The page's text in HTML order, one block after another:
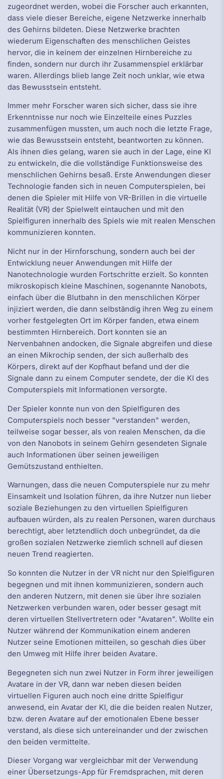
zugeordnet werden, wobei die Forscher auch erkannten,
dass viele dieser Bereiche, eigene Netzwerke innerhalb
des Gehirns bildeten. Diese Netzwerke brachten
wiederum Eigenschaften des menschlichen Geistes
hervor, die in keinem der einzelnen Hirnbereiche zu
finden, sondern nur durch ihr Zusammenspiel erklärbar
waren. Allerdings blieb lange Zeit noch unklar, wie etwa
das Bewusstsein entsteht.
Immer mehr Forscher waren sich sicher, dass sie ihre
Erkenntnisse nur noch wie Einzelteile eines Puzzles
zusammenfügen mussten, um auch noch die letzte Frage,
wie das Bewusstsein entsteht, beantworten zu können.
Als ihnen dies gelang, waren sie auch in der Lage, eine KI
zu entwickeln, die die vollständige Funktionsweise des
menschlichen Gehirns besaß. Erste Anwendungen dieser
Technologie fanden sich in neuen Computerspielen, bei
denen die Spieler mit Hilfe von VR-Brillen in die virtuelle
Realität (VR) der Spielwelt eintauchen und mit den
Spielfiguren innerhalb des Spiels wie mit realen Menschen
kommunizieren konnten.
Nicht nur in der Hirnforschung, sondern auch bei der
Entwicklung neuer Anwendungen mit Hilfe der
Nanotechnologie wurden Fortschritte erzielt. So konnten
mikroskopisch kleine Maschinen, sogenannte Nanobots,
einfach über die Blutbahn in den menschlichen Körper
injiziert werden, die dann selbständig ihren Weg zu einem
vorher festgelegten Ort im Körper fanden, etwa einem
bestimmten Hirnbereich. Dort konnten sie an
Nervenbahnen andocken, die Signale abgreifen und diese
an einen Mikrochip senden, der sich außerhalb des
Körpers, direkt auf der Kopfhaut befand und der die
Signale dann zu einem Computer sendete, der die KI des
Computerspiels mit Informationen versorgte.
Der Spieler konnte nun von den Spielfiguren des
Computerspiels noch besser "verstanden" werden,
teilweise sogar besser, als von realen Menschen, da die
von den Nanobots in seinem Gehirn gesendeten Signale
auch Informationen über seinen jeweiligen
Gemütszustand enthielten.
Warnungen, dass die neuen Computerspiele nur zu mehr
Einsamkeit und Isolation führen, da ihre Nutzer nun lieber
soziale Beziehungen zu den virtuellen Spielfiguren
aufbauen würden, als zu realen Personen, waren durchaus
berechtigt, aber letztendlich doch unbegründet, da die
großen sozialen Netzwerke ziemlich schnell auf diesen
neuen Trend reagierten.
So konnten die Nutzer in der VR nicht nur den Spielfiguren
begegnen und mit ihnen kommunizieren, sondern auch
den anderen Nutzern, mit denen sie über ihre sozialen
Netzwerken verbunden waren, oder besser gesagt mit
deren virtuellen Stellvertretern oder "Avataren". Wollte ein
Nutzer während der Kommunikation einem anderen
Nutzer seine Emotionen mitteilen, so geschah dies über
den Umweg mit Hilfe ihrer beiden Avatare.
Begegneten sich nun zwei Nutzer in Form ihrer jeweiligen
Avatare in der VR, dann war neben diesen beiden
virtuellen Figuren auch noch eine dritte Spielfigur
anwesend, ein Avatar der KI, die die beiden realen Nutzer,
bzw. deren Avatare auf der emotionalen Ebene besser
verstand, als diese sich untereinander und der zwischen
den beiden vermittelte.
Dieser Vorgang war vergleichbar mit der Verwendung
einer Übersetzungs-App für Fremdsprachen, mit deren